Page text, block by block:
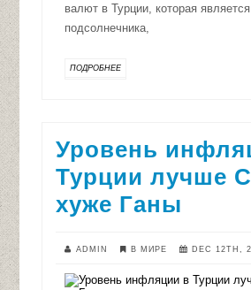
валют в Турции, которая
подсолнечника,
ПОДРОБНЕЕ
Уровень
Турции лучше
хуже Ганы
ADMIN В МИРЕ DEC 12TH,